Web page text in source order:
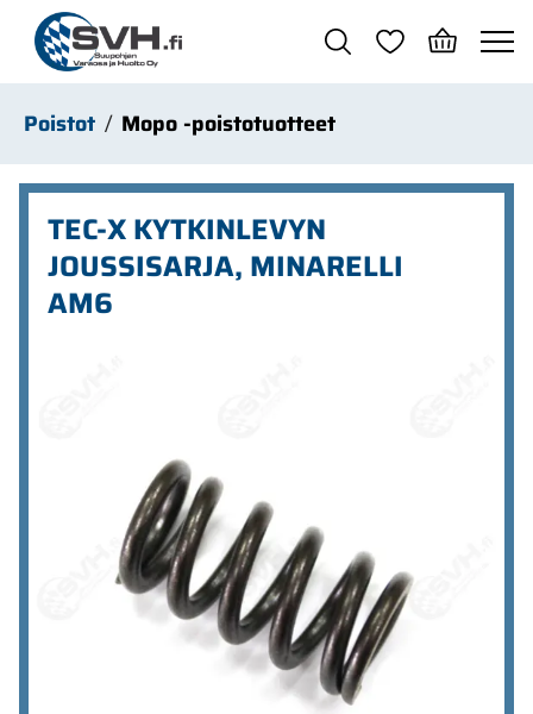
Siirry pääsisältöön
Poistot Mopo -poistotuotteet
TEC-X KYTKINLEVYN
JOUSSISARJA, MINARELLI
AM6